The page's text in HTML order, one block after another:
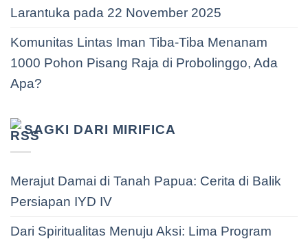
Larantuka pada 22 November 2025
Komunitas Lintas Iman Tiba-Tiba Menanam
1000 Pohon Pisang Raja di Probolinggo, Ada
Apa?
SAGKI DARI MIRIFICA
Merajut Damai di Tanah Papua: Cerita di Balik
Persiapan IYD IV
Dari Spiritualitas Menuju Aksi: Lima Program